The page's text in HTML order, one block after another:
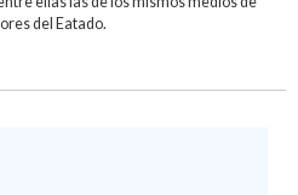
del Eatado.